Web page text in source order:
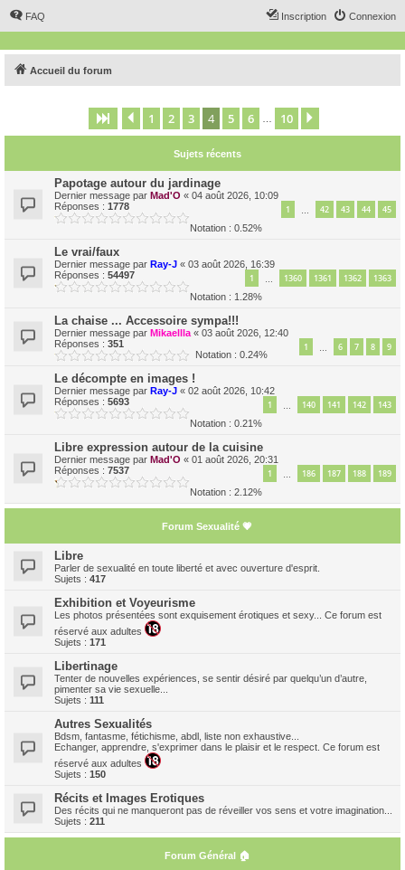
FAQ Connexion
Inscription
Accueil du forum
Page sur10
Précédent
1 2 3 4 5 6 10
Sujets récents
Papotage autour du jardinage
Dernier message par Mad'O « 04 août 2026, 10:09
Réponses : 1778 1 42 43 44 45
Notation : 0.52%
Le vrai/faux
Dernier message par Ray-J « 03 août 2026, 16:39
Réponses : 54497 1 1360 1361 1362 1363
Notation : 1.28%
La chaise ... Accessoire sympa!!!
Dernier message par Mikaellla « 03 août 2026, 12:40
Réponses : 351 1 6 7 8 9
Notation : 0.24%
Le décompte en images !
Dernier message par Ray-J « 02 août 2026, 10:42
Réponses : 5693 1 140 141 142 143
Notation : 0.21%
Libre expression autour de la cuisine
Dernier message par Mad'O « 01 août 2026, 20:31
Réponses : 7537 1 186 187 188 189
Notation : 2.12%
Forum Sexualité 💗
Libre
Parler de sexualité en toute liberté et avec ouverture d'esprit.
Sujets : 417
Exhibition et Voyeurisme
Les photos présentées sont exquisement érotiques et sexy... Ce forum est
réservé aux adultes
Sujets : 171
Libertinage
Tenter de nouvelles expériences, se sentir désiré par quelqu’un d’autre,
pimenter sa vie sexuelle...
Sujets : 111
Autres Sexualités
Bdsm, fantasme, fétichisme, abdl, liste non exhaustive...
Echanger, apprendre, s'exprimer dans le plaisir et le respect. Ce forum est
réservé aux adultes
Sujets : 150
Récits et Images Erotiques
Des récits qui ne manqueront pas de réveiller vos sens et votre imagination...
Sujets : 211
Forum Général 🏠